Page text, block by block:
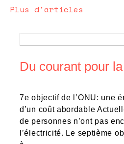
Plus d'articles
Du courant pour
7e objectif de l’ONU: une
d’un coût abordable
de personnes n’ont pas
l’électricité. Le septième